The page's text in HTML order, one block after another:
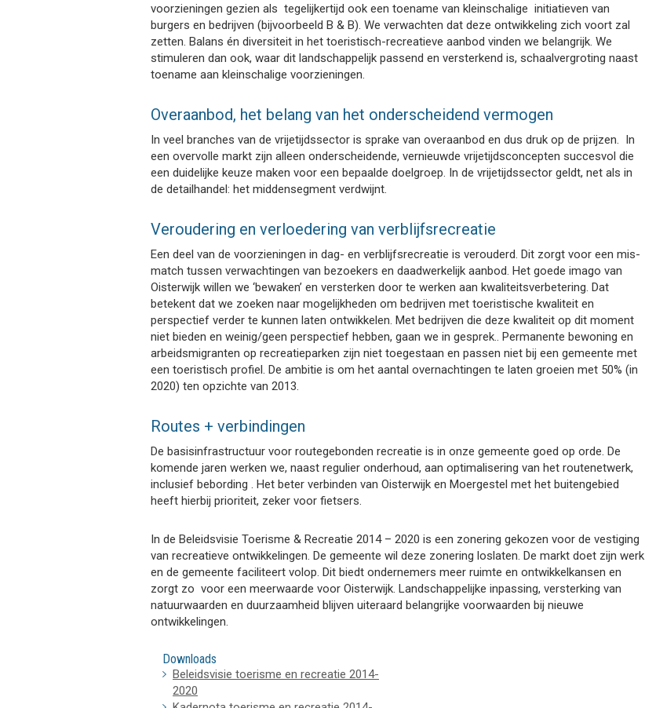
voorzieningen gezien als tegelijkertijd ook een toename van kleinschalige initiatieven van
burgers en bedrijven (bijvoorbeeld B & B). We verwachten dat deze ontwikkeling zich voort zal
zetten. Balans én diversiteit in het toeristisch-recreatieve aanbod vinden we belangrijk. We
stimuleren dan ook, waar dit landschappelijk passend en versterkend is, schaalvergroting naast
toename aan kleinschalige voorzieningen.
Overaanbod, het belang van het onderscheidend vermogen
In veel branches van de vrijetijdssector is sprake van overaanbod en dus druk op de prijzen. In
een overvolle markt zijn alleen onderscheidende, vernieuwde vrijetijdsconcepten succesvol die
een duidelijke keuze maken voor een bepaalde doelgroep. In de vrijetijdssector geldt, net als in
de detailhandel: het middensegment verdwijnt.
Veroudering en verloedering van verblijfsrecreatie
Een deel van de voorzieningen in dag- en verblijfsrecreatie is verouderd. Dit zorgt voor een mis-
match tussen verwachtingen van bezoekers en daadwerkelijk aanbod. Het goede imago van
Oisterwijk willen we ‘bewaken’ en versterken door te werken aan kwaliteitsverbetering. Dat
betekent dat we zoeken naar mogelijkheden om bedrijven met toeristische kwaliteit en
perspectief verder te kunnen laten ontwikkelen. Met bedrijven die deze kwaliteit op dit moment
niet bieden en weinig/geen perspectief hebben, gaan we in gesprek.. Permanente bewoning en
arbeidsmigranten op recreatieparken zijn niet toegestaan en passen niet bij een gemeente met
een toeristisch profiel. De ambitie is om het aantal overnachtingen te laten groeien met 50% (in
2020) ten opzichte van 2013.
Routes + verbindingen
De basisinfrastructuur voor routegebonden recreatie is in onze gemeente goed op orde. De
komende jaren werken we, naast regulier onderhoud, aan optimalisering van het routenetwerk,
inclusief bebording . Het beter verbinden van Oisterwijk en Moergestel met het buitengebied
heeft hierbij prioriteit, zeker voor fietsers.
In de Beleidsvisie Toerisme & Recreatie 2014 – 2020 is een zonering gekozen voor de vestiging
van recreatieve ontwikkelingen. De gemeente wil deze zonering loslaten. De markt doet zijn werk
en de gemeente faciliteert volop. Dit biedt ondernemers meer ruimte en ontwikkelkansen en
zorgt zo voor een meerwaarde voor Oisterwijk. Landschappelijke inpassing, versterking van
natuurwaarden en duurzaamheid blijven uiteraard belangrijke voorwaarden bij nieuwe
ontwikkelingen.
Downloads
Beleidsvisie toerisme en recreatie 2014-
2020